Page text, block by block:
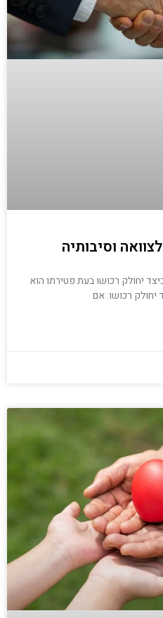
וסיבותיה
יחולק רכושו בעת פטירתו הוא
יחולק רכושו. אם